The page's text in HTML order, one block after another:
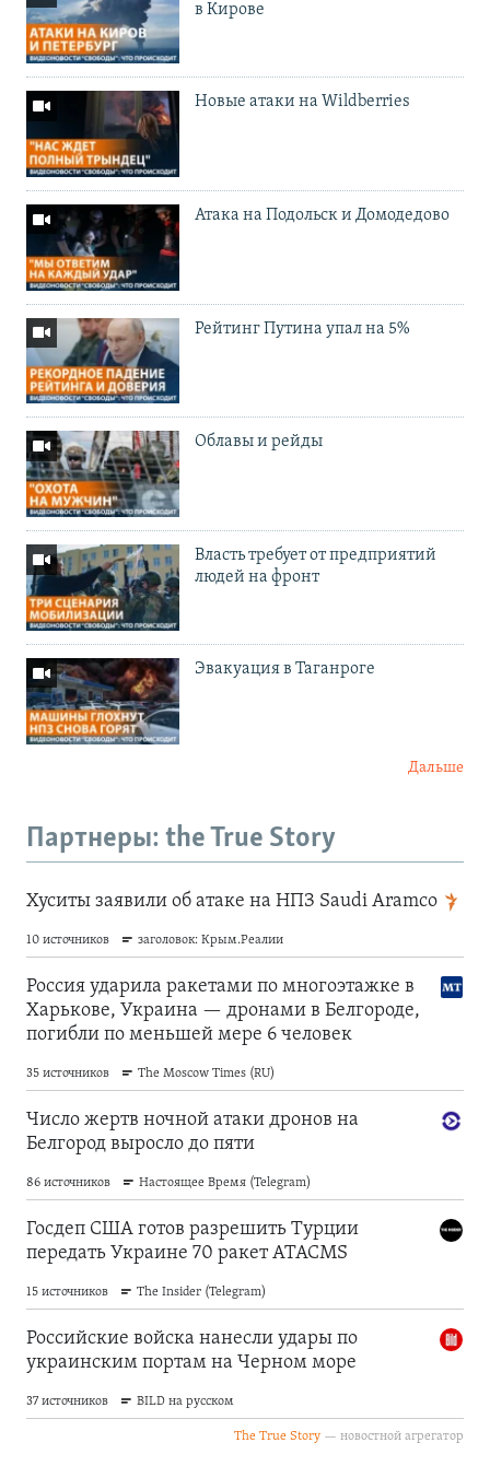
в Кирове
Новые атаки на Wildberries
Атака на Подольск и Домодедово
Рейтинг Путина упал на 5%
Облавы и рейды
Власть требует от предприятий
людей на фронт
Эвакуация в Таганроге
Дальше
Партнеры: the True Story